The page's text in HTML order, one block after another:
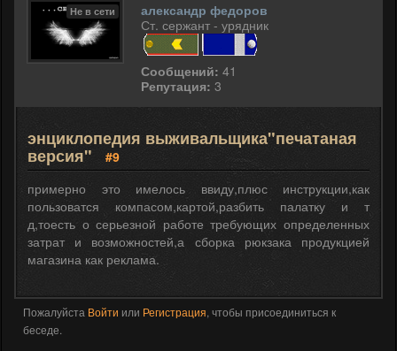
Не в сети
александр федоров
Ст. сержант - урядник
Сообщений: 41
Репутация: 3
энциклопедия выживальщика"печатаная
версия"
#9
примерно это имелось ввиду,плюс инструкции,как
пользоватся компасом,картой,разбить палатку и т
д,тоесть о серьезной работе требующих определенных
затрат и возможностей,а сборка рюкзака продукцией
магазина как реклама.
Пожалуйста Войти или Регистрация, чтобы присоединиться к
беседе.